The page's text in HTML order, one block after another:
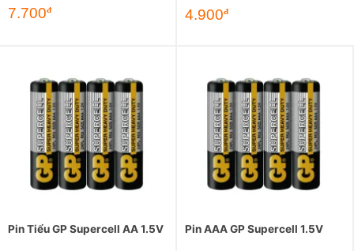
7.700đ 4.900đ
Pin Tiểu GP Supercell AA 1.5V Pin AAA GP Supercell 1.5V